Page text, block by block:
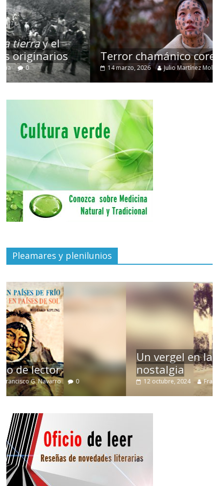
Terror chamánico coreano
14 marzo, 2026 Julio Martínez Molina 0
Pleamares y plenilunios
Un vergel en las nieblas de la
nostalgia
12 octubre, 2024 Francisco G. Navarro 0